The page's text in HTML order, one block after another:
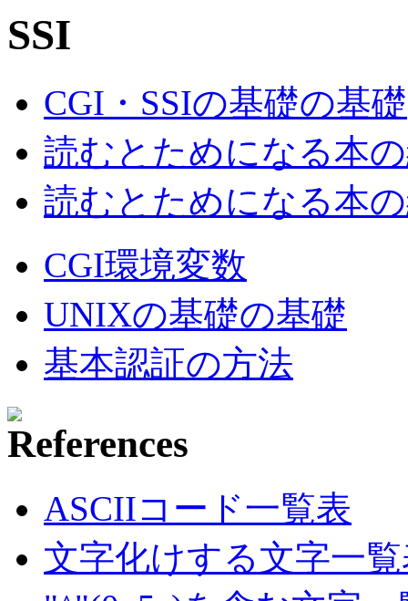
CGI・SSIの基礎の基礎
読むとためになる本
読むとためになる本
CGI環境変数
UNIXの基礎の基礎
基本認証の方法
ASCIIコード一覧表
文字化けする文字一